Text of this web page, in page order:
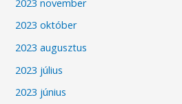
2023 október
2023 augusztus
2023 július
2023 június